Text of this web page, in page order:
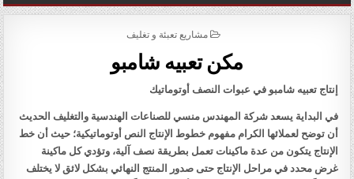
POSTED IN
مشاريع تعبئة و تغليف
مكن تعبيه شامبو
إنتاج تعبيه شامبو في عبوات النصف أوتوماتيك
في البداية يسعد شركة المهندس منسي للصناعات الهندسية والتغليف الحديث
أن توضح لعملائها الكرام مفهوم خطوط الإنتاج النص أوتوماتيكية؛ حيث أن خط
الإنتاج يتكون من عدة ماكينات تعمل بطريقة نصف آلية، وتؤدي كل ماكينة
غرض محدد في مراحل الإنتاج حتى صدور المنتج النهائي بشكل لائق لا يختلف